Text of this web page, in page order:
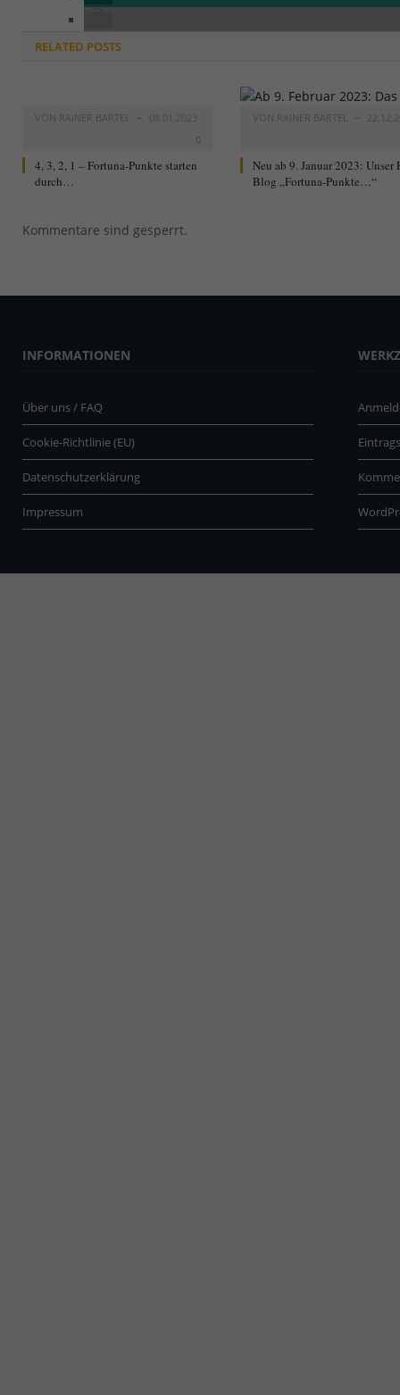
RELATED POSTS
VON RAINER BARTEL
08.01.2023
0
4, 3, 2, 1 – Fortuna-Punkte starten
durch…
VON RAINER BARTEL
Neu ab 9. Januar 2023: Unser
Blog „Fortuna-Punkte…“
Kommentare sind gesperrt.
INFORMATIONEN
Über uns / FAQ
Cookie-Richtlinie (EU)
Datenschutzerklärung
Impressum